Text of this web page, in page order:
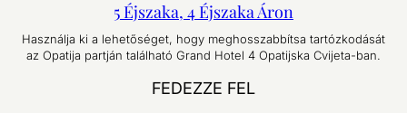
5 Éjszaka, 4 Éjszaka Áron
Használja ki a lehetőséget, hogy meghosszabbítsa tartózkodását
az Opatija partján található Grand Hotel 4 Opatijska Cvijeta-ban.
FEDEZZE FEL